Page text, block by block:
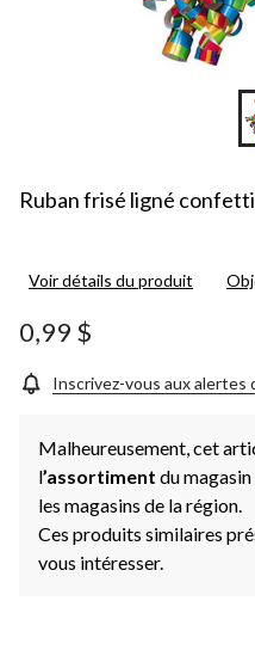
Ruban frisé ligné confetti
Voir détails du produit
0,99 $
Inscrivez-vous aux alertes
Malheureusement, cet
l’assortiment du
les magasins de la région.
Ces produits similaires
vous intéresser.